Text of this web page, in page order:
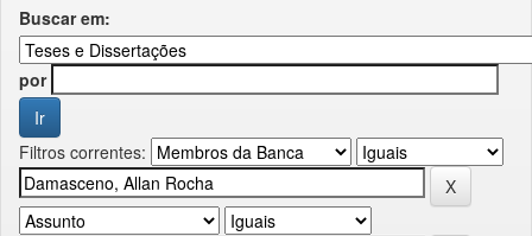
Buscar em:
por
Filtros correntes: